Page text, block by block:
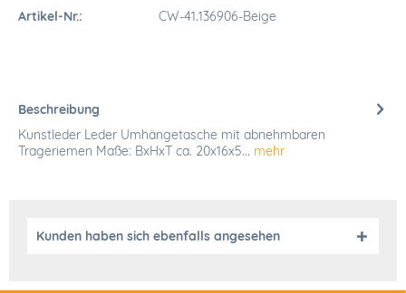
Artikel-Nr.: CW-41.136906-Beige
Beschreibung
Kunstleder Leder Umhängetasche mit abnehmbaren
Trageriemen Maße: BxHxT ca. 20x16x5... mehr
Kunden haben sich ebenfalls angesehen